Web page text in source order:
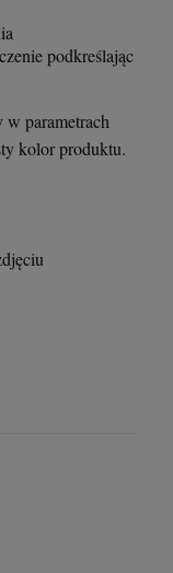
podkreślając
parametrach
kolor produktu.